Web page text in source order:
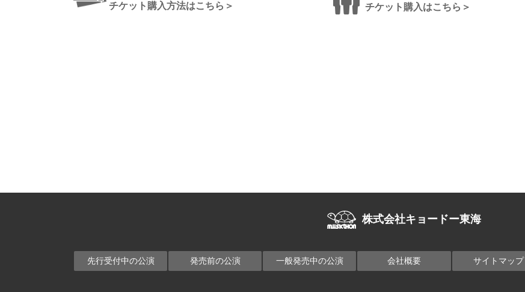
チケット購入方法はこちら＞
チケット購入はこちら＞
株式会社キョードー東海
先行受付中の公演 発売前の公演 一般発売中の公演 会社概要 サイトマップ